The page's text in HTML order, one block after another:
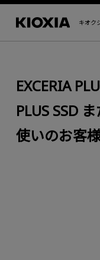
キオク
EXCERIA
PLUS SSD
使いのお客